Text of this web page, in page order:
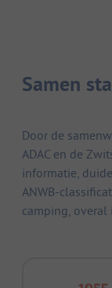
Samen
Door de
ADAC en de
informatie,
ANWB-
camping, overal